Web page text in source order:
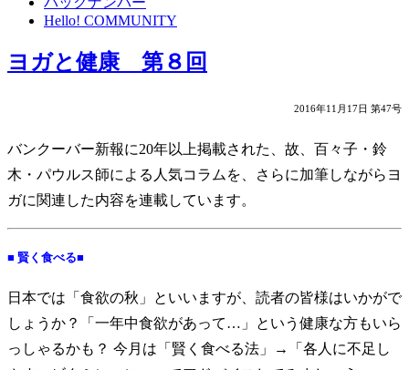
Hello! COMMUNITY
ヨガと健康 第８回
2016年11月17日 第47号
バンクーバー新報に20年以上掲載された、故、百々子・鈴
木・パウルス師による人気コラムを、さらに加筆しながらヨ
ガに関連した内容を連載しています。
■ 賢く食べる■
日本では「食欲の秋」といいますが、読者の皆様はいかがで
しょうか？「一年中食欲があって…」という健康な方もいら
っしゃるかも？ 今月は「賢く食べる法」→「各人に不足し